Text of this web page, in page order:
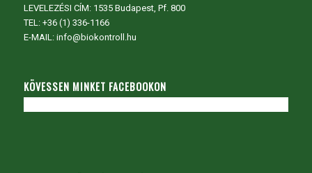
LEVELEZÉSI CÍM: 1535 Budapest, Pf. 800
TEL: +36 (1) 336-1166
E-MAIL: info@biokontroll.hu
KÖVESSEN MINKET FACEBOOKON